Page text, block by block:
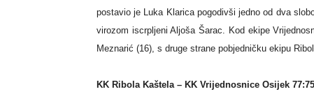
postavio je Luka Klarica pogodivši jedno od dva
virozom iscrpljeni Aljoša Šarac. Kod ekipe
Meznarić (16), s druge strane pobjedničku ekipu
KK Ribola Kaštela – KK Vrijednosnice Osijek 77:75